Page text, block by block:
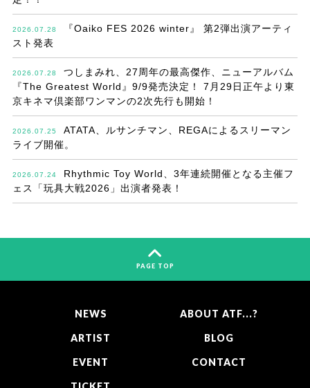
2026.07.28
『Oaiko FES 2026 winter』 第2弾出演アーティ
スト発表
2026.07.28
つしまみれ、27周年の最高傑作、ニューアルバム
『The Greatest World』9/9発売決定！ 7月29日正午より東
京キネマ倶楽部ワンマンの2次先行も開始！
2026.07.25
ATATA、ルサンチマン、REGAによるスリーマン
ライブ開催。
2026.07.24
Rhythmic Toy World、3年連続開催となる主催フ
ェス「玩具大戦2026」出演者発表！
PAGE TOP
NEWS
ARTIST
EVENT
ABOUT ATF...?
BLOG
CONTACT